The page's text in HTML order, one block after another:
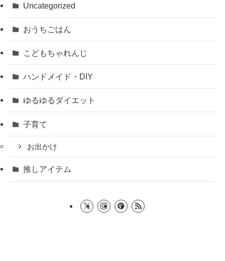
Uncategorized
おうちごはん
こどもちゃれんじ
ハンドメイド・DIY
ゆるゆるダイエット
子育て
お出かけ
推しアイテム